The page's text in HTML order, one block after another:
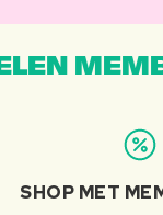
SHOP MET